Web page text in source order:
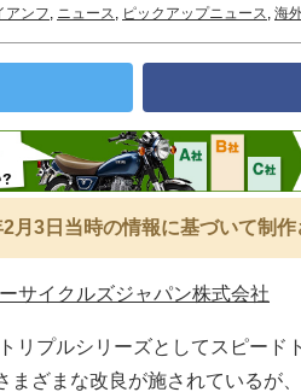
アンフ, ニュース, ピックアップニュース, 海
月3日当時の情報に基づいて制作
サイクルズジャパン株式会社
リプルシリーズとしてスピード
まざまな改良が施されているが